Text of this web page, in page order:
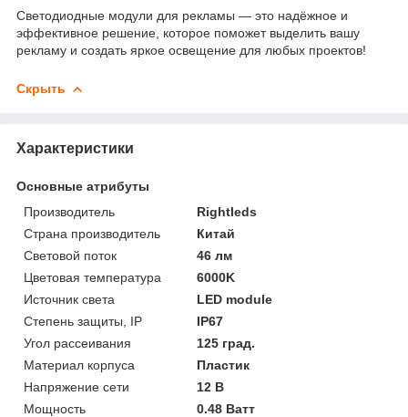
Светодиодные модули для рекламы — это надёжное и
эффективное решение, которое поможет выделить вашу
рекламу и создать яркое освещение для любых проектов!
Скрыть
Характеристики
Основные атрибуты
Производитель
Rightleds
Страна производитель
Китай
Световой поток
46 лм
Цветовая температура
6000K
Источник света
LED module
Степень защиты, IP
IP67
Угол рассеивания
125 град.
Материал корпуса
Пластик
Напряжение сети
12 В
Мощность
0.48 Ватт